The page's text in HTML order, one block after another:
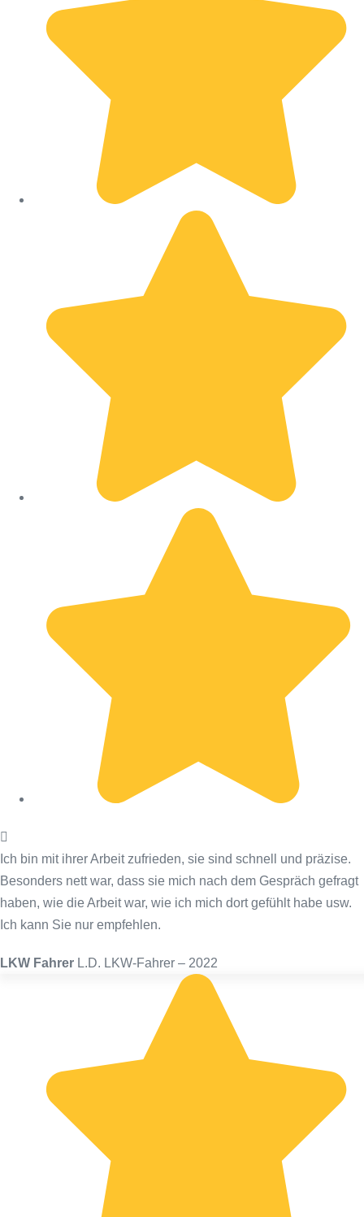
Ich bin mit ihrer Arbeit zufrieden, sie sind schnell und präzise.
Besonders nett war, dass sie mich nach dem Gespräch gefragt
haben, wie die Arbeit war, wie ich mich dort gefühlt habe usw.
Ich kann Sie nur empfehlen.
LKW Fahrer L.D. LKW-Fahrer – 2022